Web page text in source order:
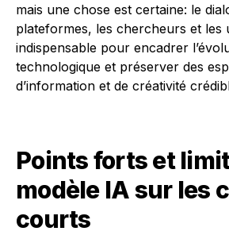
mais une chose est certaine: le
plateformes, les chercheurs et les
indispensable pour encadrer
technologique et préserver des
d’information et de créativité
Points forts et
modèle IA sur les
courts